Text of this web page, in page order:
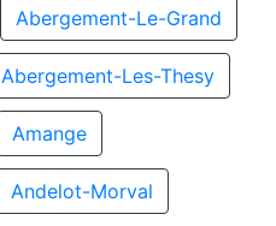
Abergement-Le-Grand
Abergement-Les-Thesy
Amange
Andelot-Morval